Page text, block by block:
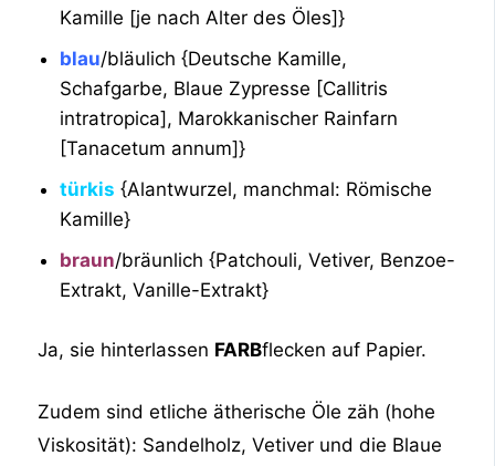
Kamille [je nach Alter des Öles]}
blau/bläulich {Deutsche Kamille,
Schafgarbe, Blaue Zypresse [Callitris
intratropica], Marokkanischer Rainfarn
[Tanacetum annum]}
türkis {Alantwurzel, manchmal: Römische
Kamille}
braun/bräunlich {Patchouli, Vetiver, Benzoe-
Extrakt, Vanille-Extrakt}
Ja, sie hinterlassen FARBflecken auf Papier.
Zudem sind etliche ätherische Öle zäh (hohe
Viskosität): Sandelholz, Vetiver und die Blaue